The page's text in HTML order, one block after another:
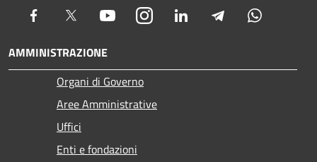
Facebook Twitter YoutubeInstagram LinkedIn Telegram
AMMINISTRAZIONE
Organi di Governo
Aree Amministrative
Uffici
Enti e fondazioni